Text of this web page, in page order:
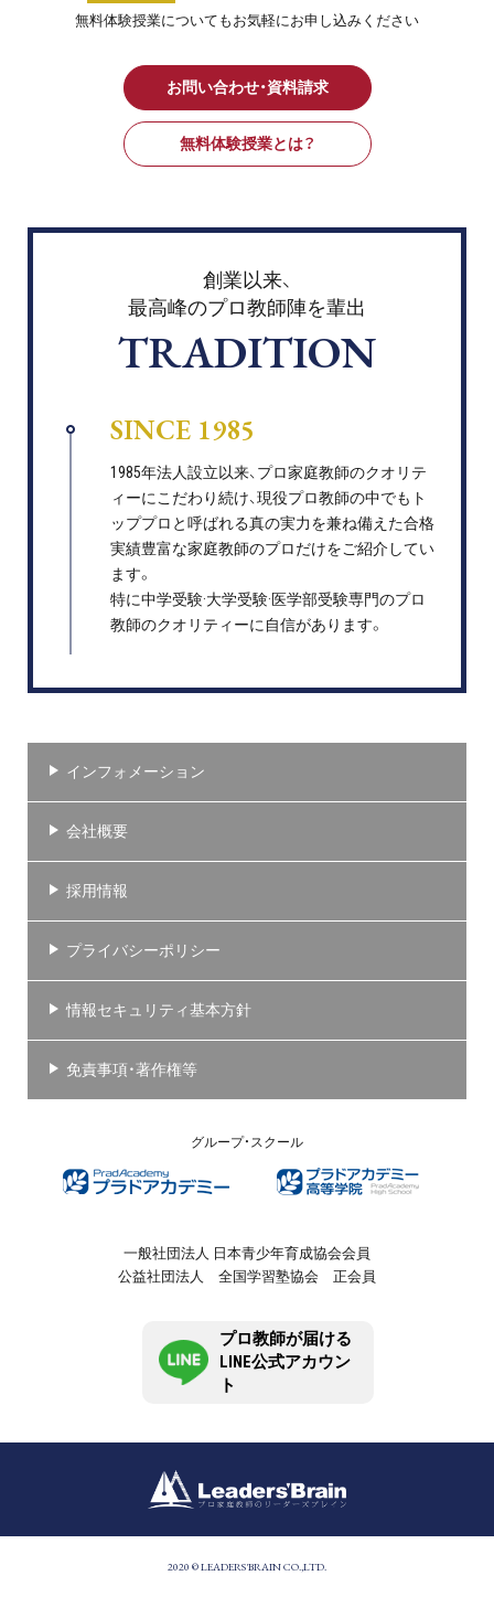
無料体験授業についてもお気軽にお申し込みください
お問い合わせ・資料請求
無料体験授業とは？
創業以来、
最高峰のプロ教師陣を輩出
TRADITION
SINCE 1985
1985年法人設立以来、プロ家庭教師のクオリテ
ィーにこだわり続け、現役プロ教師の中でもト
ッププロと呼ばれる真の実力を兼ね備えた合格
実績豊富な家庭教師のプロだけをご紹介してい
ます。
特に中学受験·大学受験·医学部受験専門のプロ
教師のクオリティーに自信があります。
インフォメーション
会社概要
採用情報
プライバシーポリシー
情報セキュリティ基本方針
免責事項・著作権等
グループ・スクール
一般社団法人 日本青少年育成協会会員
公益社団法人 全国学習塾協会 正会員
プロ教師が届ける
LINE公式アカウン
ト
2020 © LEADERS'BRAIN CO.,LTD.